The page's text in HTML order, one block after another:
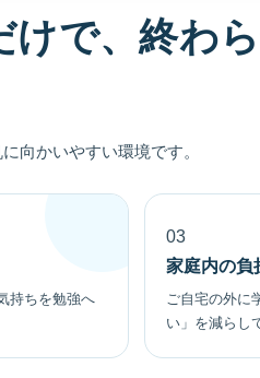
けで、終わ
向かいやすい環境です。
持ちを勉強へ
03
家庭内の負
ご自宅の外に
い」を減らし